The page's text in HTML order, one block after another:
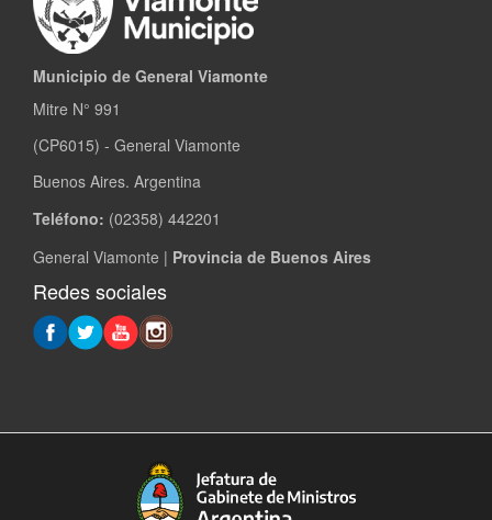
Municipio de General Viamonte
Mitre N° 991
(CP6015) - General Viamonte
Buenos Aires. Argentina
Teléfono: (02358) 442201
General Viamonte | Provincia de Buenos Aires
Redes sociales